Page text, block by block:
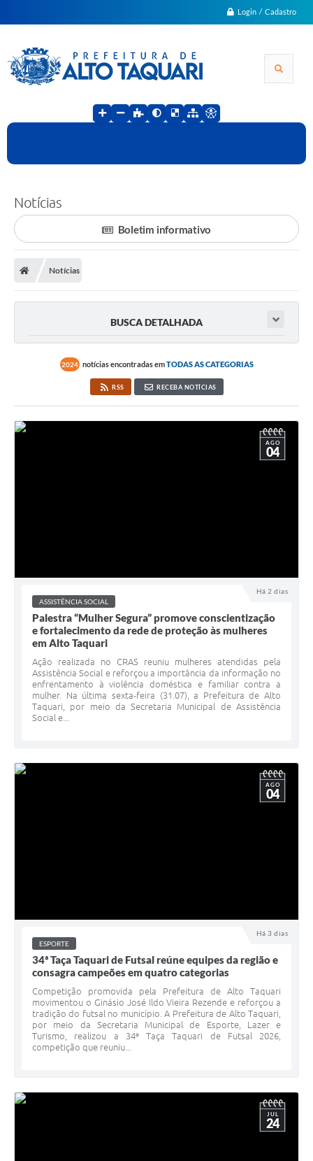
Login / Cadastro
Notícias
Boletim informativo
Notícias
BUSCA DETALHADA
2024 notícias encontradas emTODAS AS CATEGORIAS
RSS RECEBA NOTÍCIAS
Há 2 dias
AGO
04
ASSISTÊNCIA SOCIAL
Palestra “Mulher Segura” promove conscientização
e fortalecimento da rede de proteção às mulheres
em Alto Taquari
Ação realizada no CRAS reuniu mulheres atendidas pela
Assistência Social e reforçou a importância da informação no
enfrentamento à violência doméstica e familiar contra a
mulher. Na última sexta-feira (31.07), a Prefeitura de Alto
Taquari, por meio da Secretaria Municipal de Assistência
Social e...
Há 3 dias
AGO
04
ESPORTE
34ª Taça Taquari de Futsal reúne equipes da região e
consagra campeões em quatro categorias
Competição promovida pela Prefeitura de Alto Taquari
movimentou o Ginásio José Ildo Vieira Rezende e reforçou a
tradição do futsal no município. A Prefeitura de Alto Taquari,
por meio da Secretaria Municipal de Esporte, Lazer e
Turismo, realizou a 34ª Taça Taquari de Futsal 2026,
competição que reuniu...
JUL
24